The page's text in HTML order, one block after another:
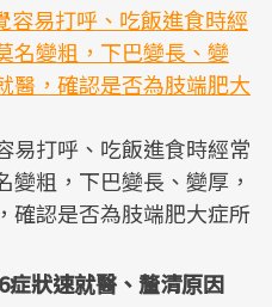
易打呼、吃飯進食時經常
粗，下巴變長、變厚，
確認是否為肢端肥大症所
狀速就醫、釐清原因